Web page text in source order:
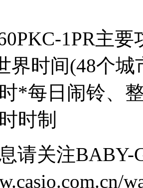
1PR主
界时间(48个
*每日闹铃、
时制
请关注BABY-